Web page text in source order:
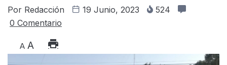
Por Redacción 19 Junio, 2023
524
0 Comentario
A A